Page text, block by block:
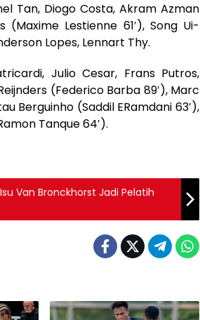
Tan, Diogo Costa, Akram Azman
(Maxime Lestienne 61′), Song Ui-
Lopes, Lennart Thy.
Julio Cesar, Frans Putros,
(Federico Barba 89′), Marc
Berguinho (Saddil ERamdani 63′),
Tanque 64′).
Van Bronckhorst Jadi Pelatih